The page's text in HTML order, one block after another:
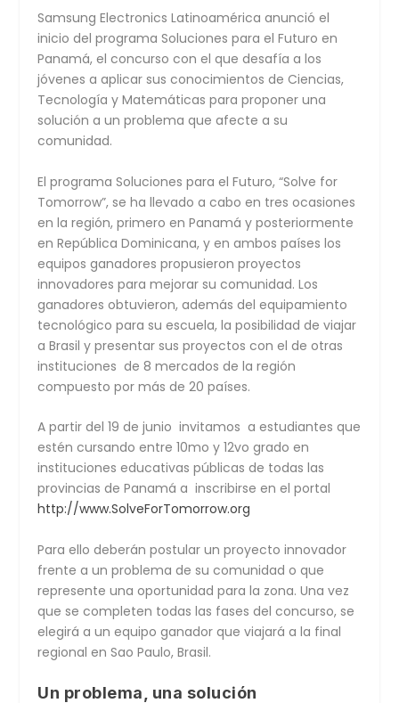
Samsung Electronics Latinoamérica anunció el
inicio del programa Soluciones para el Futuro en
Panamá, el concurso con el que desafía a los
jóvenes a aplicar sus conocimientos de Ciencias,
Tecnología y Matemáticas para proponer una
solución a un problema que afecte a su
comunidad.
El programa Soluciones para el Futuro, “Solve for
Tomorrow”, se ha llevado a cabo en tres ocasiones
en la región, primero en Panamá y posteriormente
en República Dominicana, y en ambos países los
equipos ganadores propusieron proyectos
innovadores para mejorar su comunidad. Los
ganadores obtuvieron, además del equipamiento
tecnológico para su escuela, la posibilidad de viajar
a Brasil y presentar sus proyectos con el de otras
instituciones de 8 mercados de la región
compuesto por más de 20 países.
A partir del 19 de junio invitamos a estudiantes que
estén cursando entre 10mo y 12vo grado en
instituciones educativas públicas de todas las
provincias de Panamá a inscribirse en el portal
http://www.SolveForTomorrow.org
Para ello deberán postular un proyecto innovador
frente a un problema de su comunidad o que
represente una oportunidad para la zona. Una vez
que se completen todas las fases del concurso, se
elegirá a un equipo ganador que viajará a la final
regional en Sao Paulo, Brasil.
Un problema, una solución